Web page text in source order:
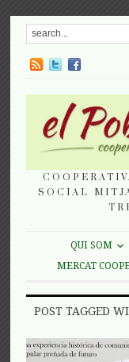
SOCIAL
QUI SOM
MERCAT
POST TAGGED